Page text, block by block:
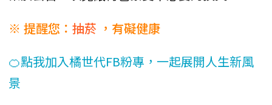
※ 提醒您： 抽菸 ，有礙健康
🍊點我加入橘世代FB粉專，一起展開人生新風
景